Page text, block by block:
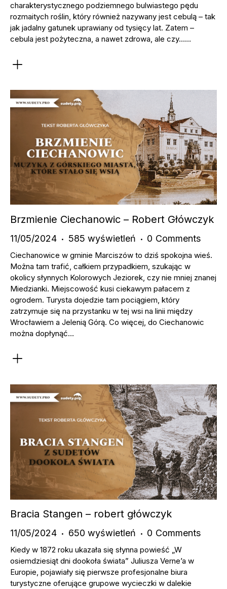
charakterystycznego podziemnego bulwiastego pędu
rozmaitych roślin, który również nazywany jest cebulą – tak
jak jadalny gatunek uprawiany od tysięcy lat. Zatem –
cebula jest pożyteczna, a nawet zdrowa, ale czy……
Brzmienie Ciechanowic – Robert Główczyk
11/05/2024 585 wyświetleń 0 Comments
Ciechanowice w gminie Marciszów to dziś spokojna wieś.
Można tam trafić, całkiem przypadkiem, szukając w
okolicy słynnych Kolorowych Jeziorek, czy nie mniej znanej
Miedzianki. Miejscowość kusi ciekawym pałacem z
ogrodem. Turysta dojedzie tam pociągiem, który
zatrzymuje się na przystanku w tej wsi na linii między
Wrocławiem a Jelenią Górą. Co więcej, do Ciechanowic
można dopłynąć…
Bracia Stangen – robert główczyk
11/05/2024 650 wyświetleń 0 Comments
Kiedy w 1872 roku ukazała się słynna powieść „W
osiemdziesiąt dni dookoła świata” Juliusza Verne’a w
Europie, pojawiały się pierwsze profesjonalne biura
turystyczne oferujące grupowe wycieczki w dalekie